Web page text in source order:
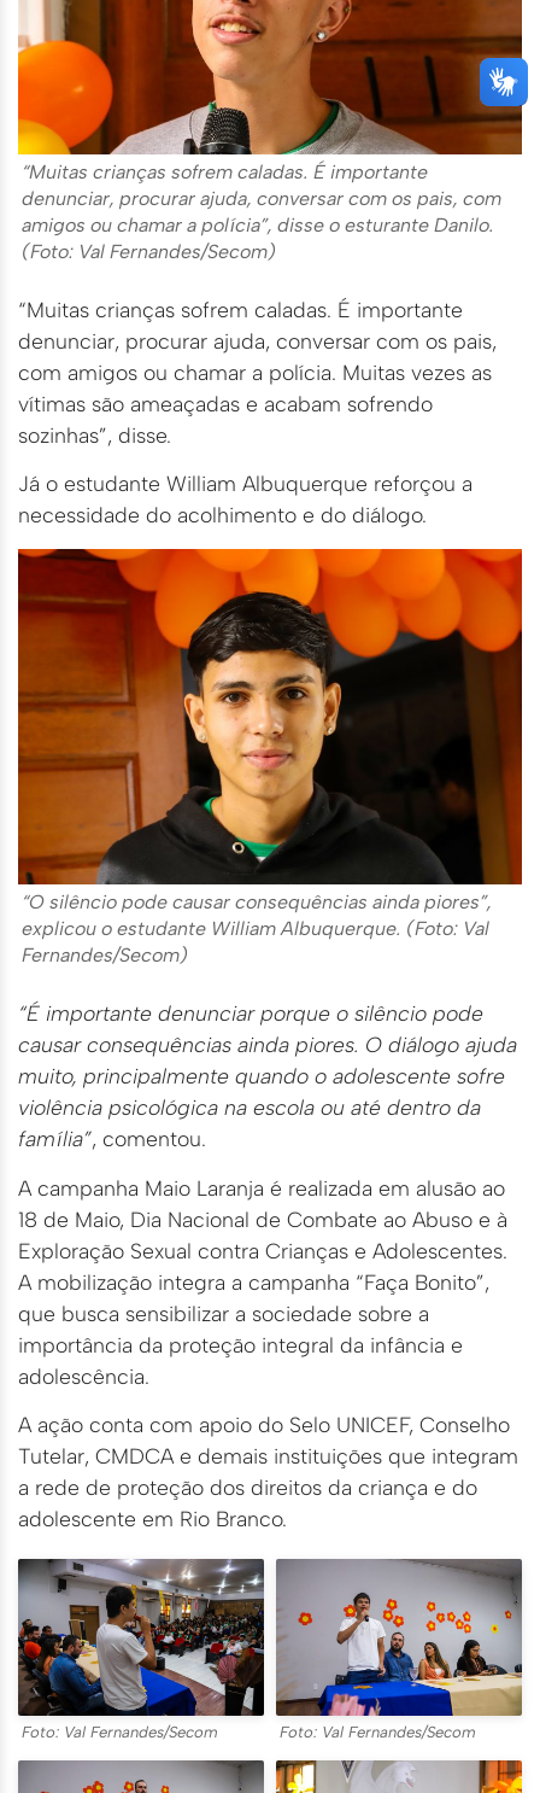
“Muitas crianças sofrem caladas. É importante
denunciar, procurar ajuda, conversar com os pais, com
amigos ou chamar a polícia”, disse o esturante Danilo.
(Foto: Val Fernandes/Secom)
“Muitas crianças sofrem caladas. É importante
denunciar, procurar ajuda, conversar com os pais,
com amigos ou chamar a polícia. Muitas vezes as
vítimas são ameaçadas e acabam sofrendo
sozinhas”, disse.
Já o estudante William Albuquerque reforçou a
necessidade do acolhimento e do diálogo.
“O silêncio pode causar consequências ainda piores”,
explicou o estudante William Albuquerque. (Foto: Val
Fernandes/Secom)
“É importante denunciar porque o silêncio pode
causar consequências ainda piores. O diálogo ajuda
muito, principalmente quando o adolescente sofre
violência psicológica na escola ou até dentro da
família”, comentou.
A campanha Maio Laranja é realizada em alusão ao
18 de Maio, Dia Nacional de Combate ao Abuso e à
Exploração Sexual contra Crianças e Adolescentes.
A mobilização integra a campanha “Faça Bonito”,
que busca sensibilizar a sociedade sobre a
importância da proteção integral da infância e
adolescência.
A ação conta com apoio do Selo UNICEF, Conselho
Tutelar, CMDCA e demais instituições que integram
a rede de proteção dos direitos da criança e do
adolescente em Rio Branco.
Foto: Val Fernandes/Secom Foto: Val Fernandes/Secom